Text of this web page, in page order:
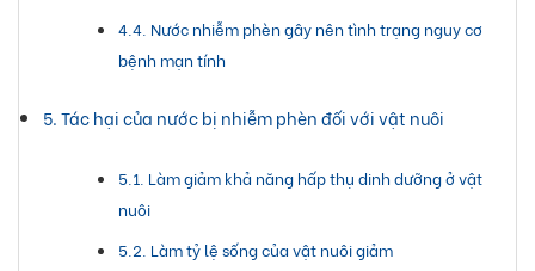
Nước nhiễm phèn gây nên tình trạng nguy cơ
bệnh mạn tính
Tác hại của nước bị nhiễm phèn đối với vật nuôi
Làm giảm khả năng hấp thụ dinh dưỡng ở vật
nuôi
Làm tỷ lệ sống của vật nuôi giảm